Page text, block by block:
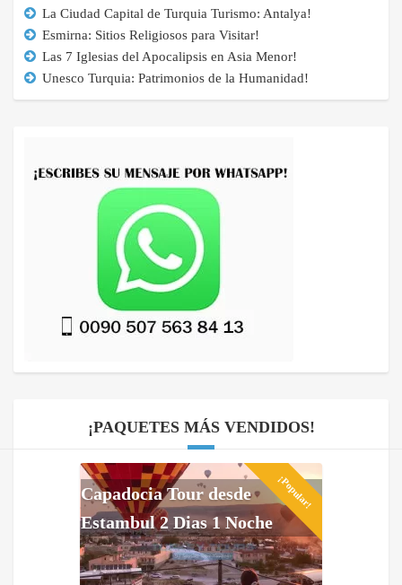
La Ciudad Capital de Turquia Turismo: Antalya!
Esmirna: Sitios Religiosos para Visitar!
Las 7 Iglesias del Apocalipsis en Asia Menor!
Unesco Turquia: Patrimonios de la Humanidad!
¡PAQUETES MÁS VENDIDOS!
¡Popular!
Capadocia Tour desde
Estambul 2 Dias 1 Noche